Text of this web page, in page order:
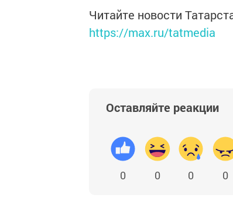
Читайте новости
https://max.ru/tatmedia
Оставляйте реакции
0 0 0 0